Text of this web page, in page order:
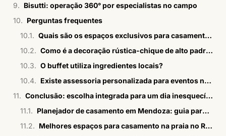
Bisutti: operação 360° por especialistas no campo
Perguntas frequentes
Quais são os espaços exclusivos para casamento no campo sofisticado disponíveis na Bisutti?
Como é a decoração rústica-chique de alto padrão na Bisutti?
O buffet utiliza ingredientes locais?
Existe assessoria personalizada para eventos no campo?
Conclusão: escolha integrada para um dia inesquecível
Planejador de casamento em Mendoza: guia para brasileiros
Melhores espaços para casamento na praia no Rio em 2026